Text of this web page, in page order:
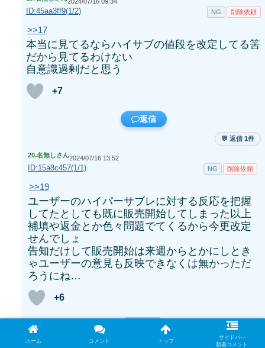
ID:45aa3ff9(1/2) NG 削除依頼
>>17
本当に見てるならハイサブの値段を改定してる筈
だから見てるわけない
自意識過剰だと思う
+7
返信
💬 返信 1件
20.名無しさん2024/07/16 13:52
ID:15a8c457(1/1) NG 削除依頼
>>19
ユーザーのハイパーサブレに対する反応を把握
してたとしても既に販売開始してしまった以上
補填や返金とか色々問題でてくるから今更改定
せんでしょ
告知だけして販売開始は来週からとかにしとき
ゃユーザーの意見も反映できなくは無かっただ
ろうにね…
+6
名無しさん
ホーム コメント トップ
サイドバー
新着コメント